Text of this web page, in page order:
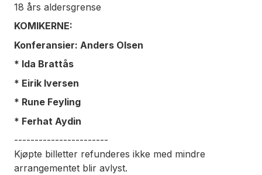
18 års aldersgrense
KOMIKERNE:
Konferansier: Anders Olsen
* Ida Brattås
* Eirik Iversen
* Rune Feyling
* Ferhat Aydin
-----------------------
Kjøpte billetter refunderes ikke med mindre
arrangementet blir avlyst.